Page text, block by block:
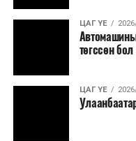
ЦАГ ҮЕ
төгссөн
ЦАГ ҮЕ